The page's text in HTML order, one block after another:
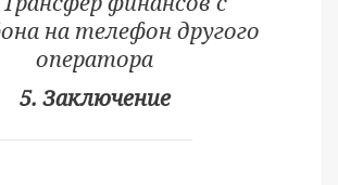
на телефон другого
оператора
5. Заключение